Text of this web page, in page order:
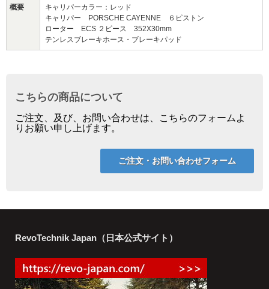
概要
キャリパーカラー：レッド
キャリパー PORSCHE CAYENNE ６ピストン
ローター ECS ２ピース 352X30mm
テンレスブレーキホース・ブレーキパッド
こちらの商品について
ご注文、及び、お問い合わせは、こちらのフォームよ
りお願い申し上げます。
ご注文・お問い合わせフォーム
RevoTechnik Japan（日本公式サイト）